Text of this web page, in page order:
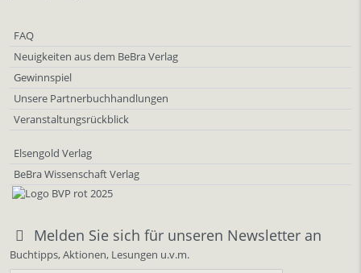
FAQ
Neuigkeiten aus dem BeBra Verlag
Gewinnspiel
Unsere Partnerbuchhandlungen
Veranstaltungsrückblick
Elsengold Verlag
BeBra Wissenschaft Verlag
Melden Sie sich für unseren Newsletter an
Buchtipps, Aktionen, Lesungen u.v.m.